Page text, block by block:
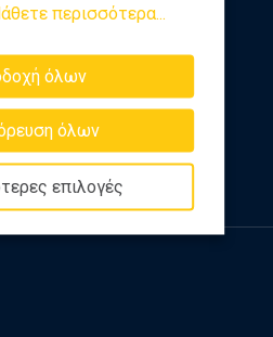
περισσότερα...
όλων
όλων
επιλογές
Εγγραφή
μας